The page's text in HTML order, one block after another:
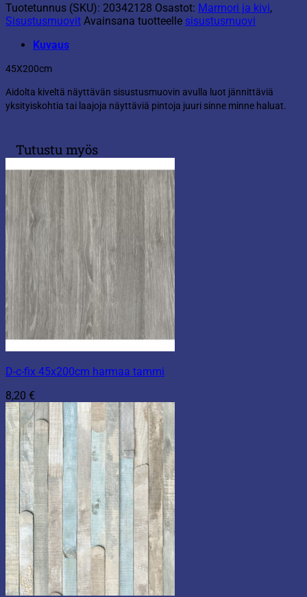
Tuotetunnus (SKU): 20342128 Osastot: Marmori ja kivi,
Sisustusmuovit Avainsana tuotteelle sisustusmuovi
Kuvaus
45X200cm
Aidolta kiveltä näyttävän sisustusmuovin avulla luot jännittäviä
yksityiskohtia tai laajoja näyttäviä pintoja juuri sinne minne haluat.
Tutustu myös
D-c-fix 45x200cm harmaa tammi
8,20 €